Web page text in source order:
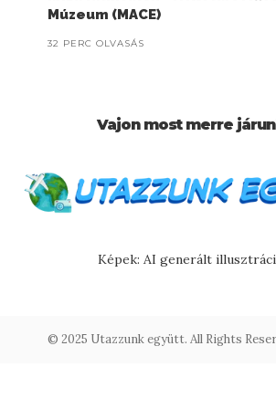
Múzeum (MACE)
32 PERC OLVASÁS
Vajon most merre
Képek: AI generált
© 2025 Utazzunk együtt. All Rights